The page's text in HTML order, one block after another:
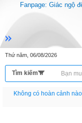
Fanpage: Giác ngộ
Thứ năm, 06/08/2026
Nếu như không chịu học